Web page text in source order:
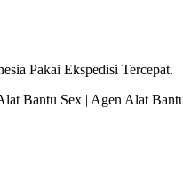
Pakai Ekspedisi Tercepat.
Bantu Sex | Agen Alat